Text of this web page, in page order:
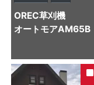
OREC草刈機
オートモアAM65B